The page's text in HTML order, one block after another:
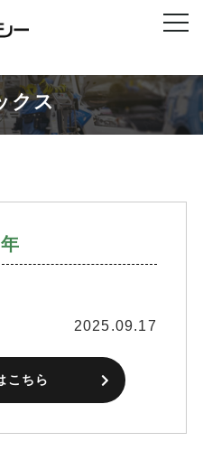
県のトヨタグループ製造人材派遣
クス
2025.09.17
こちら